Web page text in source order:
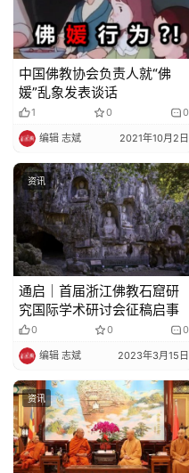
责
声
明
中国佛教协会负责人就“佛
媛”乱象发表谈话
1 0 0
编辑 志斌 2021年10月2日
资讯
通启｜首届浙江佛教石窟研
究国际学术研讨会征稿启事
0 0 0
编辑 志斌 2023年3月15日
资讯